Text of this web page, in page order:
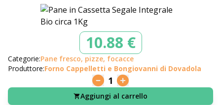
10.88 €
Categorie:Pane fresco, pizze, focacce
Produttore:Forno Cappelletti e Bongiovanni di Dovadola
1
Aggiungi al carrello